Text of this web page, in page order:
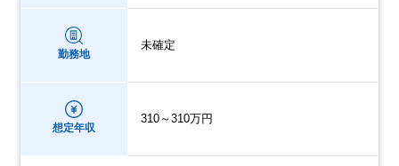
勤務地
未確定
想定年収
310～310万円